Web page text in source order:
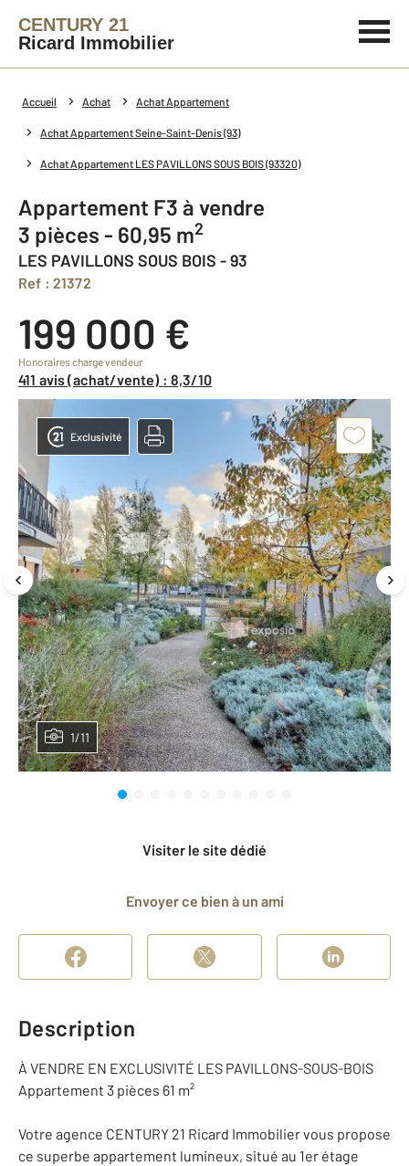
CENTURY 21
Ricard Immobilier
Accueil Achat Achat Appartement
Achat Appartement Seine-Saint-Denis (93)
Achat Appartement LES PAVILLONS SOUS BOIS (93320)
Appartement F3 à vendre
3 pièces - 60,95 m2
LES PAVILLONS SOUS BOIS - 93
Ref : 21372
199 000 €
Honoraires charge vendeur
411 avis (achat/vente) : 8,3/10
1/11
Exclusivité
Visiter le site dédié
Envoyer ce bien à un ami
Description
À VENDRE EN EXCLUSIVITÉ LES PAVILLONS-SOUS-BOIS
Appartement 3 pièces 61 m²
Votre agence CENTURY 21 Ricard Immobilier vous propose
ce superbe appartement lumineux, situé au 1er étage